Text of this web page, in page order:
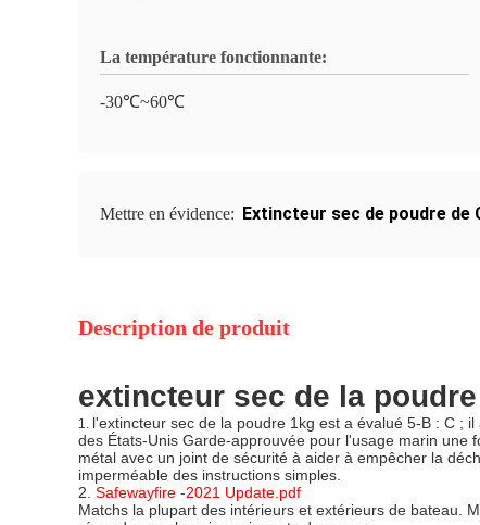
La température fonctionnante:
-30℃~60℃
Mettre en évidence: Extincteur sec de poudre de
Description de produit
extincteur sec de la
1. l'extincteur sec de la poudre 1kg est a évalué 5-B : C ;
des États-Unis Garde-approuvée pour l'usage marin une
métal avec un joint de sécurité à aider à empêcher la
imperméable des instructions simples
2. Safewayfire -2021 Update.pdf
Matchs la plupart des intérieurs et extérieurs de bateau.